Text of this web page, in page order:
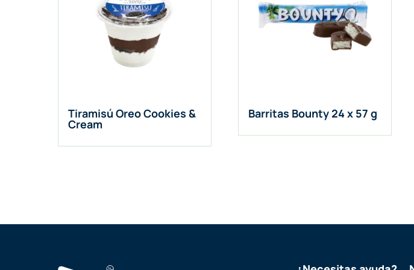
Tiramisú Oreo Cookies &
Cream
Barritas Bounty 24 x 57 g